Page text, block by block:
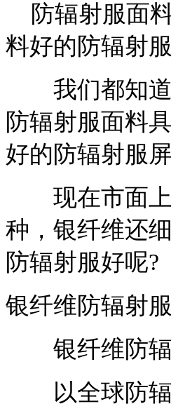
防辐射服面
料好的防辐射
我们都知道
防辐射服面料
好的防辐射服
现在市面上
种，银纤维还
防辐射服好呢?
银纤维防辐射
银纤维防辐
以全球防辐